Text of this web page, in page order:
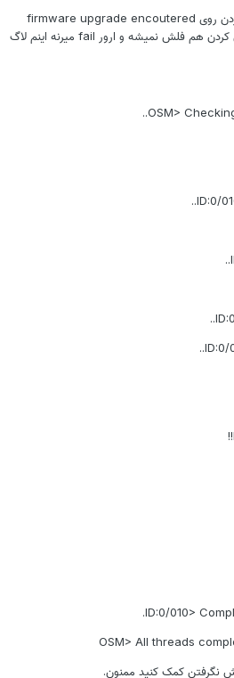
سلام دوستان یه نوت 3 n900 اوردن روی firmware upgrade encoutered
an issuu..... گیر کرده موقع فلش کردن هم فلش نمیشه و ارور fail میرنه اینم لاگ
کمک کنید ممنون.